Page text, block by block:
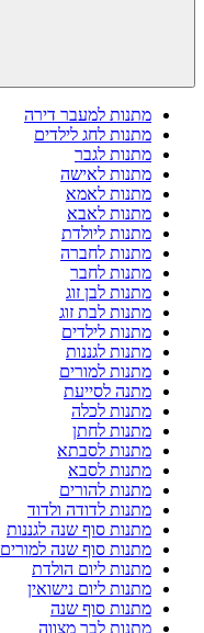
מתנות למעבר דירה
מתנות לחג לילדים
מתנות לגבר
מתנות לאישה
מתנות לאמא
מתנות לאבא
מתנות ליולדת
מתנות לחברה
מתנות לחבר
מתנות לבן זוג
מתנות לבת זוג
מתנות לילדים
מתנות לגננות
מתנות למורים
מתנה לסייעת
מתנות לכלה
מתנות לחתן
מתנות לסבתא
מתנות לסבא
מתנות להורים
מתנות לדודה ולדוד
מתנות סוף שנה לגננות
מתנות סוף שנה למורים
מתנות ליום הולדת
מתנות ליום נישואין
מתנות סוף שנה
מתנות לבר מצווה